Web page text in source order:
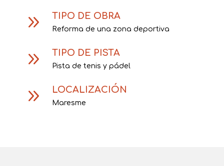
9 TIPO DE OBRA
Reforma de una zona deportiva
9 TIPO DE PISTA
Pista de tenis y pádel
9 LOCALIZACIÓN
Maresme